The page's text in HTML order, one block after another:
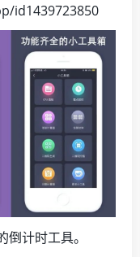
id1439723850
计时工具。